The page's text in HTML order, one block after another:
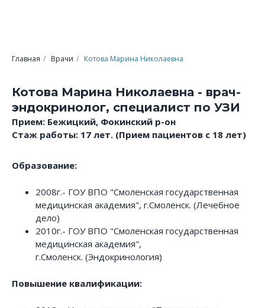
Главная / Врачи / Котова Марина Николаевна
Котова Марина Николаевна - врач-
эндокринолог, специалист по УЗИ
Прием: Бежицкий, Фокинский р-он
Стаж работы: 17 лет. (Прием пациентов с 18 лет)
Образование:
2008г.- ГОУ ВПО "Смоленская государственная
медицинская академия", г.Смоленск. (Лечебное
дело)
2010г.- ГОУ ВПО "Смоленская государственная
медицинская академия",
г.Смоленск. (Эндокринология)
Повышение квалификации: